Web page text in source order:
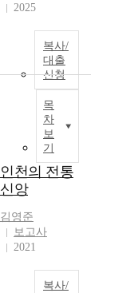
2025
복사/
대출
신청
목
차
보
기
인천의 전통
신앙
김영준
보고사
2021
복사/